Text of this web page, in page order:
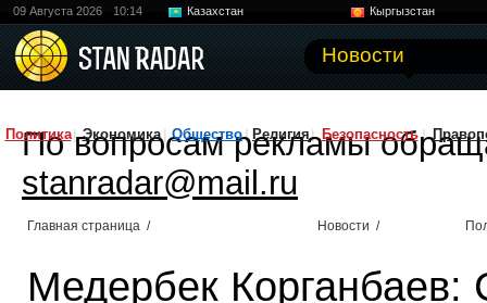
09 Августа 2026 10:14 Казахстан
Кыргызстан
Новости
Политика Экономика Общество Религия Безопасность
По вопросам рекламы
stanradar@mail.ru
Главная страница / Новости /
Медербек